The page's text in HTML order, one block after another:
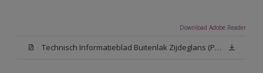
Download Adobe Reader
Technisch Informatieblad Buitenlak Zijdeglans (PDF)